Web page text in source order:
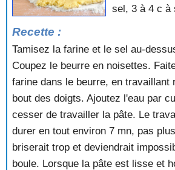
sel, 3 à 4 c à
Recette :
Tamisez la farine et le sel au-
Coupez le beurre en noisettes.
farine dans le beurre, en travaillant
bout des doigts. Ajoutez l'eau par
cesser de travailler la pâte. Le
durer en tout environ 7 mn, pas
briserait trop et deviendrait
boule. Lorsque la pâte est lisse et